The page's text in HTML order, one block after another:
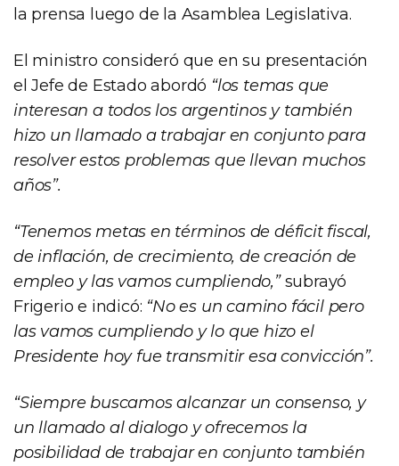
la prensa luego de la Asamblea Legislativa.
El ministro consideró que en su presentación
el Jefe de Estado abordó “los temas que
interesan a todos los argentinos y también
hizo un llamado a trabajar en conjunto para
resolver estos problemas que llevan muchos
años”.
“Tenemos metas en términos de déficit fiscal,
de inflación, de crecimiento, de creación de
empleo y las vamos cumpliendo,”subrayó
Frigerio e indicó: “No es un camino fácil pero
las vamos cumpliendo y lo que hizo el
Presidente hoy fue transmitir esa convicción”.
“Siempre buscamos alcanzar un consenso, y
un llamado al dialogo y ofrecemos la
posibilidad de trabajar en conjunto también